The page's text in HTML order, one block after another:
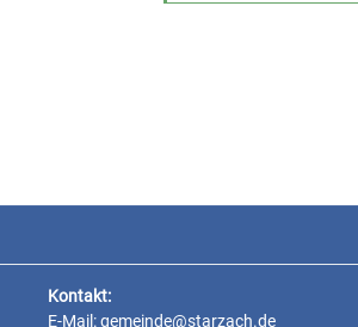
Kontakt:
E-Mail:gemeinde@starzach.de